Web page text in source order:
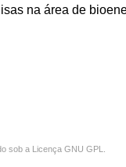
na área de
sob a Licença GNU GPL